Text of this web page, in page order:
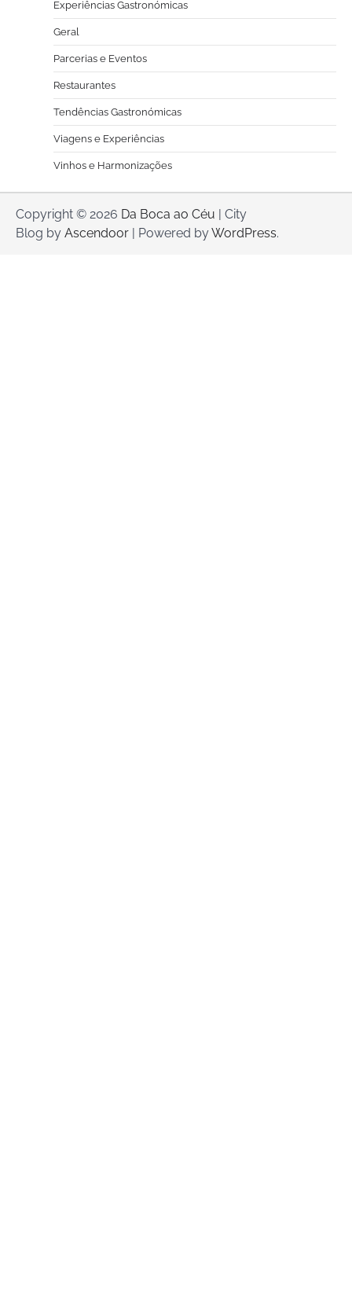
Experiências Gastronómicas
Geral
Parcerias e Eventos
Restaurantes
Tendências Gastronómicas
Viagens e Experiências
Vinhos e Harmonizações
Copyright © 2026 Da Boca ao Céu | City
Blog by Ascendoor | Powered byWordPress.